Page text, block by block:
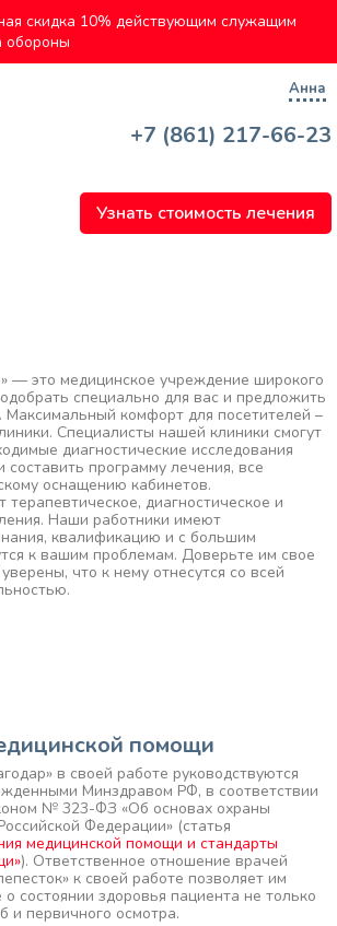
скидка 10% действующим служащим
обороны
Анна
+7 (861) 217-66-23
Узнать стоимость лечения
— это медицинское учреждение широкого
специально для вас и предложить
Максимальный комфорт для посетителей –
Специалисты нашей клиники смогут
диагностические исследования
составить программу лечения, все
оснащению кабинетов.
терапевтическое, диагностическое и
Наши работники имеют
квалификацию и с большим
к вашим проблемам. Доверьте им свое
что к нему отнесутся со всей
помощи
в своей работе руководствуются
Минздравом РФ, в соответствии
№ 323-ФЗ «Об основах охраны
Федерации» (статья
медицинской помощи и стандарты
). Ответственное отношение врачей
к своей работе позволяет им
состоянии здоровья пациента не только
и первичного осмотра.